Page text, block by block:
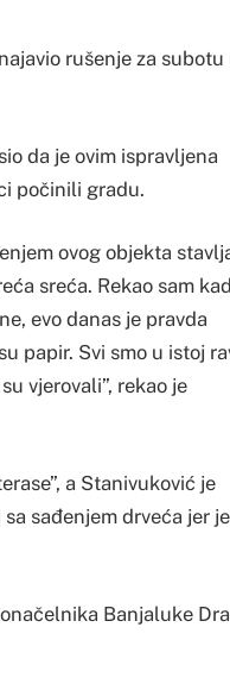
rušenje za subotu
da je ovim ispravljena
počinili gradu.
ovog objekta
sreća. Rekao sam
evo danas je pravda
papir. Svi smo u istoj
vjerovali”, rekao je
a Stanivuković je
sađenjem drveća jer je
Banjaluke